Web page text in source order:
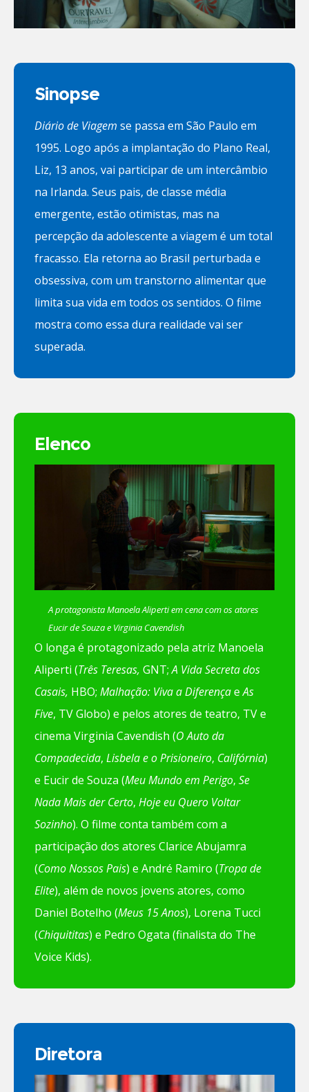
Sinopse
Diário de Viagem se passa em São Paulo em
1995. Logo após a implantação do Plano Real,
Liz, 13 anos, vai participar de um intercâmbio
na Irlanda. Seus pais, de classe média
emergente, estão otimistas, mas na
percepção da adolescente a viagem é um total
fracasso. Ela retorna ao Brasil perturbada e
obsessiva, com um transtorno alimentar que
limita sua vida em todos os sentidos. O filme
mostra como essa dura realidade vai ser
superada.
Elenco
A protagonista Manoela Aliperti em cena com os atores
Eucir de Souza e Virginia Cavendish
O longa é protagonizado pela atriz Manoela
Aliperti (Três Teresas, GNT;A Vida Secreta dos
Casais, HBO; Malhação: Viva a DiferençaeAs
Five, TV Globo) e pelos atores de teatro, TV e
cinema Virginia Cavendish (O Auto da
Compadecida, Lisbela e o Prisioneiro, Califórnia)
e Eucir de Souza (Meu Mundo em Perigo, Se
Nada Mais der Certo, Hoje eu Quero Voltar
Sozinho). O filme conta também com a
participação dos atores Clarice Abujamra
(Como Nossos Pais) e André Ramiro (Tropa de
Elite), além de novos jovens atores, como
Daniel Botelho (Meus 15 Anos), Lorena Tucci
(Chiquititas) e Pedro Ogata (finalista do The
Voice Kids).
Diretora